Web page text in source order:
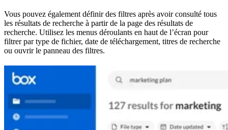
Vous pouvez également définir des filtres après avoir consulté tous
les résultats de recherche à partir de la page des résultats de
recherche. Utilisez les menus déroulants en haut de l’écran pour
filtrer par type de fichier, date de téléchargement, titres de recherche
ou ouvrir le panneau des filtres.